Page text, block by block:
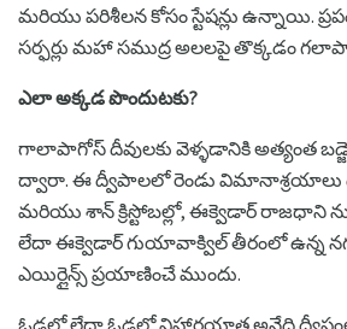
మరియు పరిశీలన కోసం స్టేషన్లు ఉన్నాయి.
సర్ఫర్లు మహా సముద్ర అలలపై తొక్కడం
ఎలా అక్కడ పొందుటకు?
గాలాపాగోస్ దీవులకు వెళ్ళడానికి అత్యంత
ద్వారా. ఈ ద్వీపాలలో రెండు విమానాశ్రయాలు
మరియు శాన్ క్రిస్టోబల్లో, ఈక్వెడార్ రాజధాని
లేదా ఈక్వెడార్ గుయావాక్విల్ తీరంలో ఉన్న
ఎయిర్లైన్స్ ప్రయాణించే ముందు.
ఓడలో లేదా ఓడలో విహారయాత్ర అనేది